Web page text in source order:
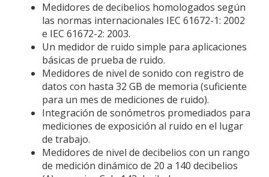
Medidores de decibelios homologados según
las normas internacionales IEC 61672-1: 2002
e IEC 61672-2: 2003.
Un medidor de ruido simple para aplicaciones
básicas de prueba de ruido.
Medidores de nivel de sonido con registro de
datos con hasta 32 GB de memoria (suficiente
para un mes de mediciones de ruido).
Integración de sonómetros promediados para
mediciones de exposición al ruido en el lugar
de trabajo.
Medidores de nivel de decibelios con un rango
de medición dinámico de 20 a 140 decibelios